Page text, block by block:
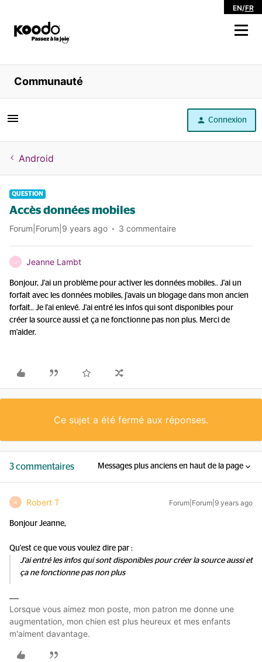
EN/FR
Magasiner
Libre service
Aide
Communauté
Connexion
Android
QUESTION
Accès données mobiles
Forum|Forum|9 years ago 3 commentaire
J Jeanne Lambt
Bonjour, J'ai un problème pour activer les données mobiles.. J'ai un
forfait avec les données mobiles, j'avais un blogage dans mon ancien
forfait.. Je l'ai enlevé. J'ai entré les infos qui sont disponibles pour
créer la source aussi et ça ne fonctionne pas non plus. Merci de
m'aider.
Ce sujet a été fermé aux réponses.
3 commentaires Messages plus anciens en haut de la page
R Robert T Forum|Forum|9 years ago
Bonjour Jeanne,
Qu'est ce que vous voulez dire par :
J'ai entré les infos qui sont disponibles pour créer la source aussi et
ça ne fonctionne pas non plus
Lorsque vous aimez mon poste, mon patron me donne une
augmentation, mon chien est plus heureux et mes enfants
m'aiment davantage.